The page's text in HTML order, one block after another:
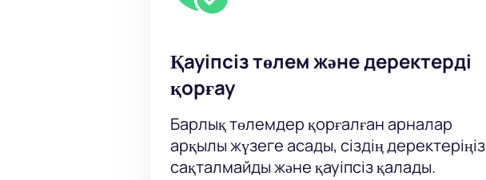
Қауіпсіз төлем және деректерді
қорғау
Барлық төлемдер қорғалған арналар
арқылы жүзеге асады, сіздің деректеріңіз
сақталмайды және қауіпсіз қалады.